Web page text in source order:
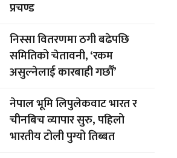
प्रचण्ड
निस्सा वितरणमा ठगी बढेपछि
समितिको चेतावनी, ‘रकम
असुल्नेलाई कारबाही गर्छाैं’
नेपाल भूमि लिपुलेकवाट भारत र
चीनबिच व्यापार सुरु, पहिलो
भारतीय टोली पुग्यो तिब्बत